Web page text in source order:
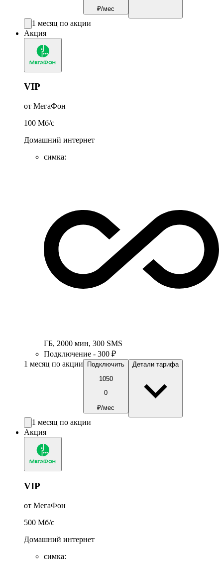
₽/мес
1 месяц по акции
Акция
VIP
от МегаФон
100 Мб/c
Домашний интернет
симка:
ГБ, 2000 мин, 300 SMS
Подключение - 300 ₽
1 месяц по акции
Подключить
1050
0
₽/мес
Детали тарифа
1 месяц по акции
Акция
VIP
от МегаФон
500 Мб/c
Домашний интернет
симка: